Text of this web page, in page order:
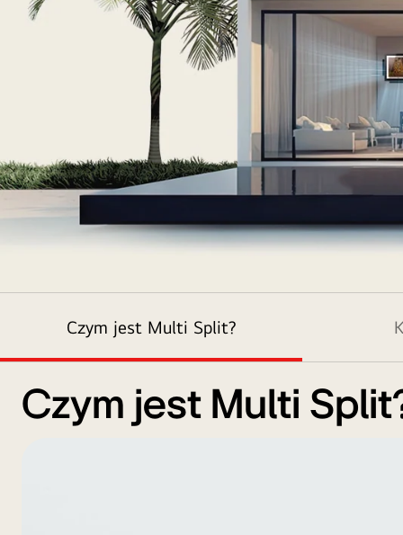
dwupiętrowy
cztery
jednostki
wewnętrzne
Czym jest Multi Split?
Czym jest Multi